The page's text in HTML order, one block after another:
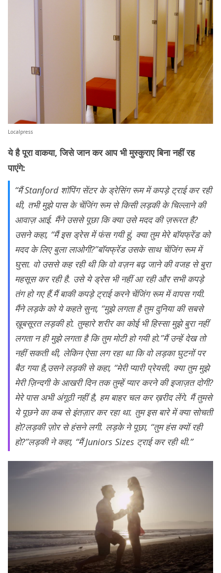
Localpress
ये है पूरा वाकया, जिसे जान कर आप भी मुस्कुराए बिना नहीं रह
पाएंगे:
“मैं Stanford शॉपिंग सेंटर के ड्रेसिंग रूम में कपड़े ट्राई कर रही
थी, तभी मुझे पास के चेंजिंग रूम से किसी लड़की के चिल्लाने की
आवाज़ आई. मैंने उससे पूछा कि क्या उसे मदद की ज़रूरत है?
उसने कहा, “मैं इस ड्रेस में फंस गयी हूं, क्या तुम मेरे बॉयफ्रेंड को
मदद के लिए बुला लाओगी?”बॉयफ्रेंड उसके साथ चेंजिंग रूम में
घुसा. वो उससे कह रही थी कि वो वज़न बढ़ जाने की वजह से बुरा
महसूस कर रही है. उसे ये ड्रेस भी नहीं आ रही और सभी कपड़े
तंग हो गए हैं.मैं बाकी कपड़े ट्राई करने चेंजिंग रूम में वापस गयी.
मैंने लड़के को ये कहते सुना, “मुझे लगता है तुम दुनिया की सबसे
ख़ूबसूरत लड़की हो. तुम्हारे शरीर का कोई भी हिस्सा मुझे बुरा नहीं
लगता न ही मुझे लगता है कि तुम मोटी हो गयी हो.”मैं उन्हें देख तो
नहीं सकती थी, लेकिन ऐसा लग रहा था कि वो लड़का घुटनों पर
बैठ गया है,उसने लड़की से कहा, “मेरी प्यारी प्रेयसी, क्या तुम मुझे
मेरी ज़िन्दगी के आखरी दिन तक तुम्हें प्यार करने की इजाज़त दोगी?
मेरे पास अभी अंगूठी नहीं है, हम बाहर चल कर ख़रीद लेंगे. मैं तुमसे
ये पूछने का कब से इंतज़ार कर रहा था. तुम इस बारे में क्या सोचती
हो?लड़की ज़ोर से हंसने लगी. लड़के ने पूछा, “तुम हंस क्यों रही
हो?”लड़की ने कहा, “मैं Juniors Sizes ट्राई कर रही थी.”